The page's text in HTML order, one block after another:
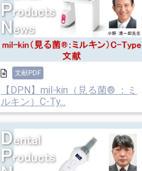
文献PDF
【DPN】mil-kin（見る菌® ：ミ
ルキン）C-Ty...